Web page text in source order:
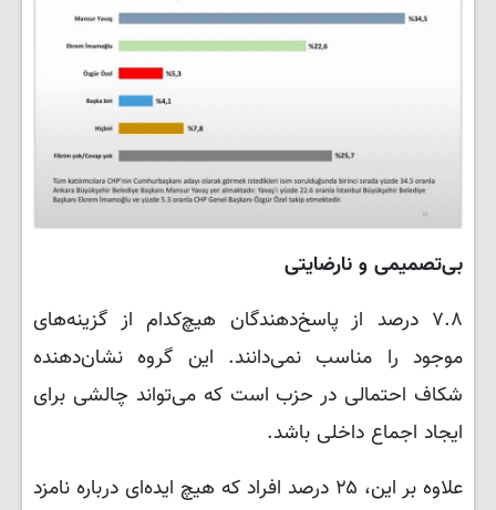
بی‌تصمیمی و نارضایتی
۷.۸ درصد از پاسخ‌دهندگان هیچ‌کدام از گزینه‌های
موجود را مناسب نمی‌دانند. این گروه نشان‌دهنده
شکاف احتمالی در حزب است که می‌تواند چالشی برای
ایجاد اجماع داخلی باشد.
علاوه بر این، ۲۵ درصد افراد که هیچ ایده‌ای درباره نامزد